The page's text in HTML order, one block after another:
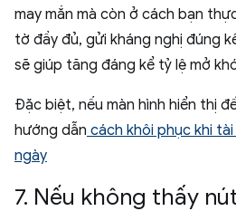
may mắn mà còn ở cách bạn
tờ đầy đủ, gửi kháng nghị đúng
sẽ giúp tăng đáng kể tỷ lệ mở
Đặc biệt, nếu màn hình hiển thị
hướng dẫn cách khôi phục khi
ngày
7. Nếu không thấy